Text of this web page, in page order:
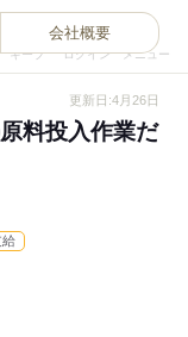
キープ ログイン メニュー
会社概要
更新日:4月26日
料投入作業だ
給